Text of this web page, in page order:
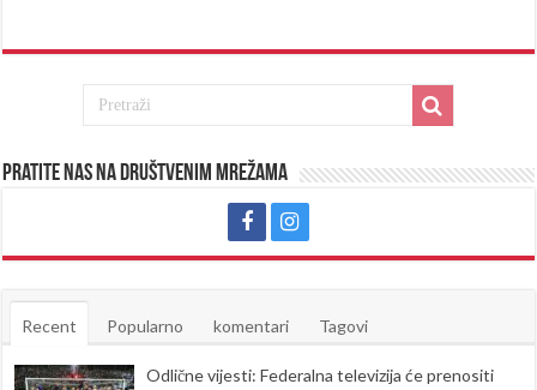
Pratite nas na društvenim mrežama
Recent Popularno komentari Tagovi
Odlične vijesti: Federalna televizija će prenositi